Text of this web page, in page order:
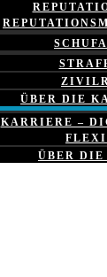
ÜBER DIE
KARRIERE –
ÜBER